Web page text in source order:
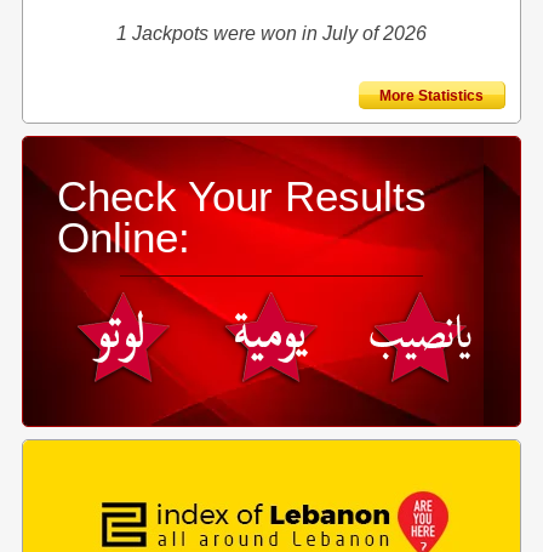
1 Jackpots were won in July of 2026
More Statistics
Check Your Results
Online: